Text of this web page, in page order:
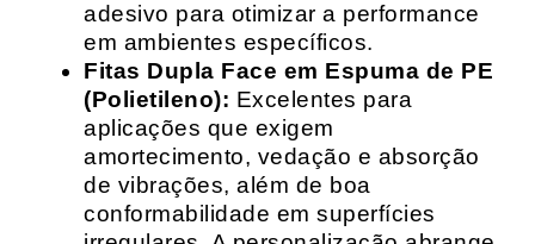
adesivo para otimizar a performance
em ambientes específicos.
Fitas Dupla Face em Espuma de PE
(Polietileno): Excelentes para
aplicações que exigem
amortecimento, vedação e absorção
de vibrações, além de boa
conformabilidade em superfícies